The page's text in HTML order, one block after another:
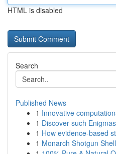
HTML is disabled
Search
Published News
1 Innovative
1 Discover such
1 How evidence-based
1 Monarch Shotgun